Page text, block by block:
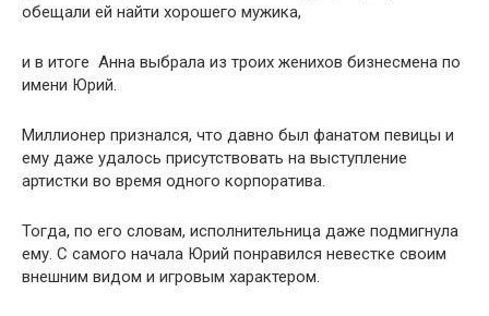
обещали ей найти хорошего мужика,
и в итоге Анна выбрала из троих женихов бизнесмена по
имени Юрий.
Миллионер признался, что давно был фанатом певицы и
ему даже удалось присутствовать на выступление
артистки во время одного корпоратива.
Тогда, по его словам, исполнительница даже подмигнула
ему. С самого начала Юрий понравился невестке своим
внешним видом и игровым характером.